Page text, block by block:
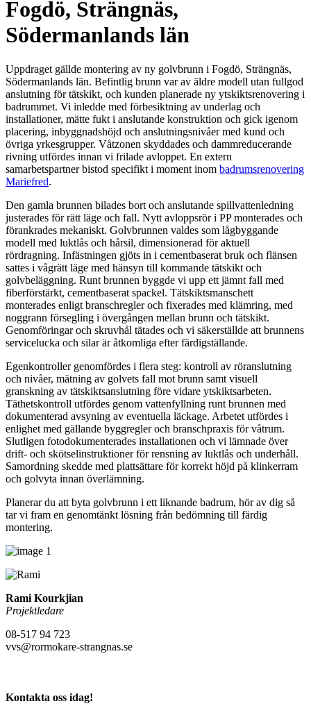
Fogdö, Strängnäs,
Södermanlands län
Uppdraget gällde montering av ny golvbrunn i Fogdö, Strängnäs,
Södermanlands län. Befintlig brunn var av äldre modell utan fullgod
anslutning för tätskikt, och kunden planerade ny ytskiktsrenovering i
badrummet. Vi inledde med förbesiktning av underlag och
installationer, mätte fukt i anslutande konstruktion och gick igenom
placering, inbyggnadshöjd och anslutningsnivåer med kund och
övriga yrkesgrupper. Våtzonen skyddades och dammreducerande
rivning utfördes innan vi frilade avloppet. En extern
samarbetspartner bistod specifikt i moment inom badrumsrenovering
Mariefred.
Den gamla brunnen bilades bort och anslutande spillvattenledning
justerades för rätt läge och fall. Nytt avloppsrör i PP monterades och
förankrades mekaniskt. Golvbrunnen valdes som lågbyggande
modell med luktlås och hårsil, dimensionerad för aktuell
rördragning. Infästningen gjöts in i cementbaserat bruk och flänsen
sattes i vågrätt läge med hänsyn till kommande tätskikt och
golvbeläggning. Runt brunnen byggde vi upp ett jämnt fall med
fiberförstärkt, cementbaserat spackel. Tätskiktsmanschett
monterades enligt branschregler och fixerades med klämring, med
noggrann försegling i övergången mellan brunn och tätskikt.
Genomföringar och skruvhål tätades och vi säkerställde att brunnens
servicelucka och silar är åtkomliga efter färdigställande.
Egenkontroller genomfördes i flera steg: kontroll av röranslutning
och nivåer, mätning av golvets fall mot brunn samt visuell
granskning av tätskiktsanslutning före vidare ytskiktsarbeten.
Täthetskontroll utfördes genom vattenfyllning runt brunnen med
dokumenterad avsyning av eventuella läckage. Arbetet utfördes i
enlighet med gällande byggregler och branschpraxis för våtrum.
Slutligen fotodokumenterades installationen och vi lämnade över
drift- och skötselinstruktioner för rensning av luktlås och underhåll.
Samordning skedde med plattsättare för korrekt höjd på klinkerram
och golvyta innan överlämning.
Planerar du att byta golvbrunn i ett liknande badrum, hör av dig så
tar vi fram en genomtänkt lösning från bedömning till färdig
montering.
Rami Kourkjian
Projektledare
08-517 94 723
vvs@rormokare-strangnas.se
Kontakta oss idag!